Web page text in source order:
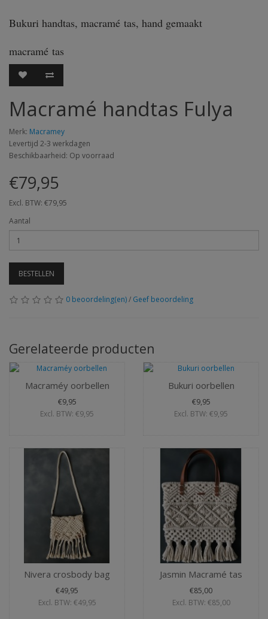
Bukuri handtas, macramé tas, hand gemaakt
macramé tas
Macramé handtas Fulya
Merk: Macramey
Levertijd 2-3 werkdagen
Beschikbaarheid: Op voorraad
€79,95
Excl. BTW: €79,95
Aantal
BESTELLEN
0 beoordeling(en)/ Geef beoordeling
Gerelateerde producten
Macraméy oorbellen
€9,95
Excl. BTW: €9,95
Bukuri oorbellen
€9,95
Excl. BTW: €9,95
Nivera crosbody bag
€49,95
Excl. BTW: €49,95
Jasmin Macramé tas
€85,00
Excl. BTW: €85,00